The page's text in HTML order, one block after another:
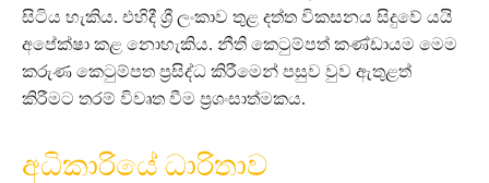
සිටිය හැකිය. එහිදී ශ්‍රී ලංකාව තුළ දත්ත විකසනය සිදුවේ යයි
අපේක්ෂා කළ නොහැකිය. නීති කෙටුම්පත් කණ්ඩායම මෙම
කරුණ කෙටුම්පත ප්‍රසිද්ධ කිරීමෙන් පසුව වුව ඇතුළත්
කිරීමට තරම් විවෘත වීම ප්‍රශංසාත්මකය.
අධිකාරියේ ධාරිතාව